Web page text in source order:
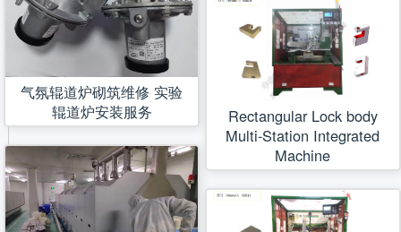
气氛辊道炉砌筑维修 实验
辊道炉安装服务
Rectangular Lock body
Multi-Station Integrated
Machine